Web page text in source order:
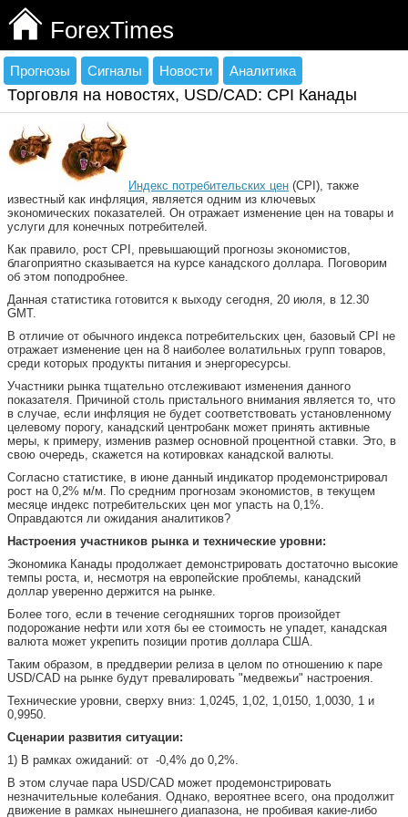
ForexTimes
Прогнозы Сигналы Новости Аналитика
Торговля на новостях, USD/CAD: CPI Канады
Индекс потребительских цен (CPI), также
известный как инфляция, является одним из ключевых
экономических показателей. Он отражает изменение цен на товары и
услуги для конечных потребителей.
Как правило, рост CPI, превышающий прогнозы экономистов,
благоприятно сказывается на курсе канадского доллара. Поговорим
об этом поподробнее.
Данная статистика готовится к выходу сегодня, 20 июля, в 12.30
GMT.
В отличие от обычного индекса потребительских цен, базовый CPI не
отражает изменение цен на 8 наиболее волатильных групп товаров,
среди которых продукты питания и энергоресурсы.
Участники рынка тщательно отслеживают изменения данного
показателя. Причиной столь пристального внимания является то, что
в случае, если инфляция не будет соответствовать установленному
целевому порогу, канадский центробанк может принять активные
меры, к примеру, изменив размер основной процентной ставки. Это, в
свою очередь, скажется на котировках канадской валюты.
Согласно статистике, в июне данный индикатор продемонстрировал
рост на 0,2% м/м. По средним прогнозам экономистов, в текущем
месяце индекс потребительских цен мог упасть на 0,1%.
Оправдаются ли ожидания аналитиков?
Настроения участников рынка и технические уровни:
Экономика Канады продолжает демонстрировать достаточно высокие
темпы роста, и, несмотря на европейские проблемы, канадский
доллар уверенно держится на рынке.
Более того, если в течение сегодняшних торгов произойдет
подорожание нефти или хотя бы ее стоимость не упадет, канадская
валюта может укрепить позиции против доллара США.
Таким образом, в преддверии релиза в целом по отношению к паре
USD/CAD на рынке будут превалировать "медвежьи" настроения.
Технические уровни, сверху вниз: 1,0245, 1,02, 1,0150, 1,0030, 1 и
0,9950.
Сценарии развития ситуации:
1) В рамках ожиданий: от -0,4% до 0,2%.
В этом случае пара USD/CAD может продемонстрировать
незначительные колебания. Однако, вероятнее всего, она продолжит
движение в рамках нынешнего диапазона, не пробивая какие-либо